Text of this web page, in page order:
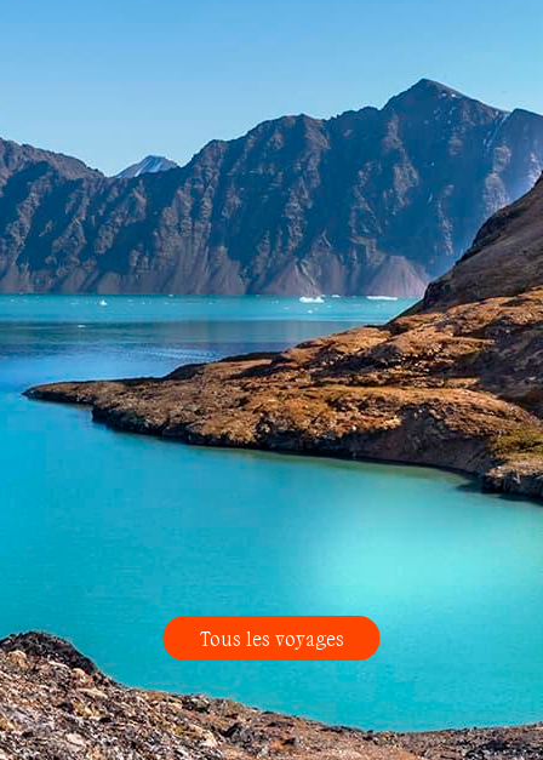
Tous les voyages